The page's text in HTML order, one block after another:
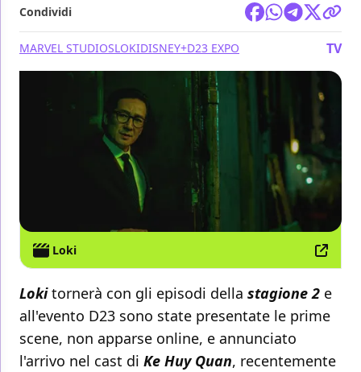
Condividi
MARVEL STUDIOSLOKIDISNEY+D23 EXPO TV
Loki
Lokitornerà con gli episodi della stagione 2 e
all'evento D23 sono state presentate le prime
scene, non apparse online, e annunciato
l'arrivo nel cast di Ke Huy Quan, recentemente